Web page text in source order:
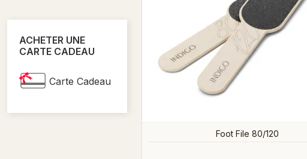
Foot File 80/120
ACHETER UNE
CARTE CADEAU
Carte Cadeau